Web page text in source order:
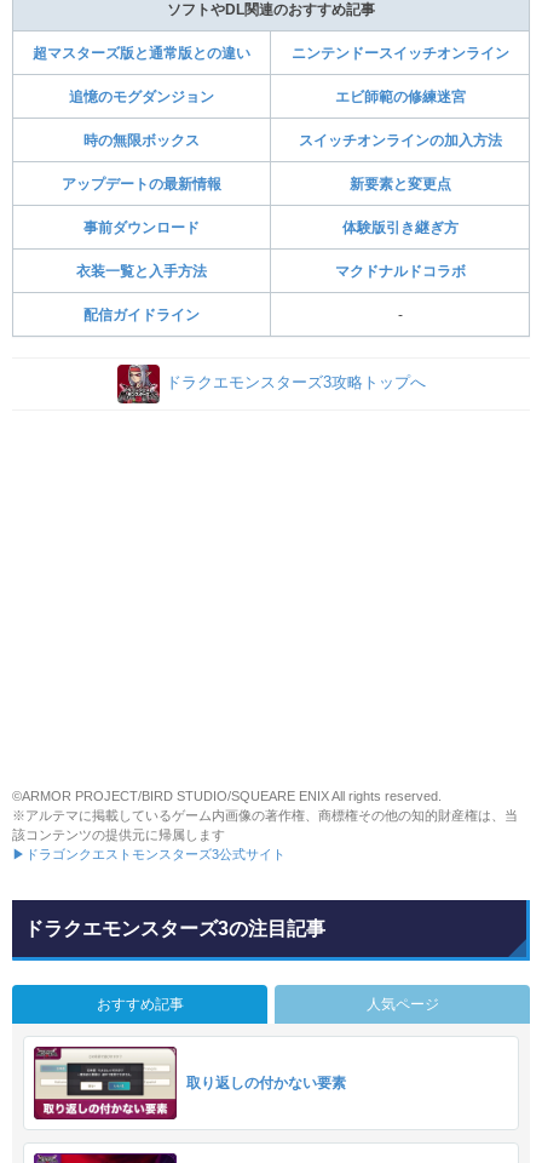
ソフトやDL関連のおすすめ記事
超マスターズ版と通常版との違い ニンテンドースイッチオンライン
追憶のモグダンジョン エビ師範の修練迷宮
時の無限ボックス スイッチオンラインの加入方法
アップデートの最新情報 新要素と変更点
事前ダウンロード 体験版引き継ぎ方
衣装一覧と入手方法 マクドナルドコラボ
配信ガイドライン -
ドラクエモンスターズ3攻略トップへ
©ARMOR PROJECT/BIRD STUDIO/SQUEARE ENIX All rights reserved.
※アルテマに掲載しているゲーム内画像の著作権、商標権その他の知的財産権は、当
該コンテンツの提供元に帰属します
▶ドラゴンクエストモンスターズ3公式サイト
ドラクエモンスターズ3の注目記事
おすすめ記事 人気ページ
取り返しの付かない要素